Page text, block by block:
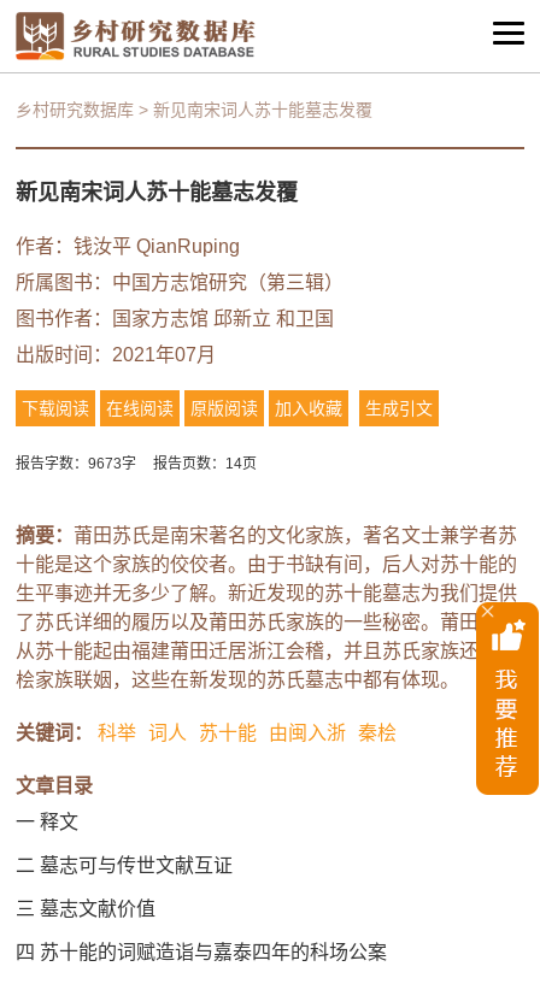
乡村研究数据库 >新见南宋词人苏十能墓志发覆
新见南宋词人苏十能墓志发覆
作者：钱汝平 QianRuping
所属图书： 中国方志馆研究（第三辑）
图书作者：国家方志馆 邱新立 和卫国
出版时间：2021年07月
下载阅读 在线阅读 原版阅读 加入收藏 生成引文
报告字数：9673字 报告页数：14页
摘要： 莆田苏氏是南宋著名的文化家族，著名文士兼学者苏
十能是这个家族的佼佼者。由于书缺有间，后人对苏十能的
生平事迹并无多少了解。新近发现的苏十能墓志为我们提供
了苏氏详细的履历以及莆田苏氏家族的一些秘密。莆田苏氏
从苏十能起由福建莆田迁居浙江会稽，并且苏氏家族还和秦
桧家族联姻，这些在新发现的苏氏墓志中都有体现。
关键词： 科举 词人 苏十能 由闽入浙 秦桧
文章目录
一 释文
二 墓志可与传世文献互证
三 墓志文献价值
四 苏十能的词赋造诣与嘉泰四年的科场公案